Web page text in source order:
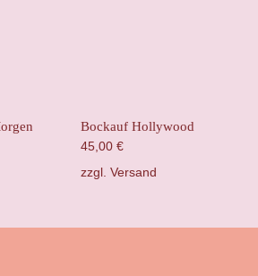
Bockauf Hollywood
45,00 €
zzgl. Versand